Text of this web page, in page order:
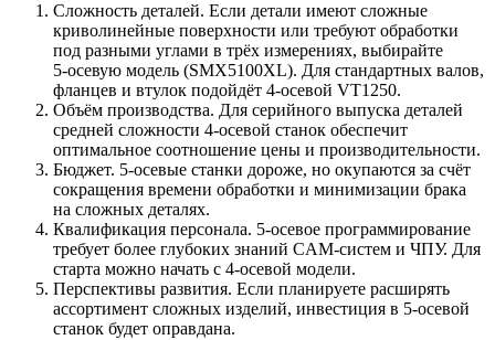
Сложность деталей. Если детали имеют сложные
криволинейные поверхности или требуют обработки
под разными углами в трёх измерениях, выбирайте
5‑осевую модель (SMX5100XL). Для стандартных валов,
фланцев и втулок подойдёт 4‑осевой VT1250.
Объём производства. Для серийного выпуска деталей
средней сложности 4‑осевой станок обеспечит
оптимальное соотношение цены и производительности.
Бюджет. 5‑осевые станки дороже, но окупаются за счёт
сокращения времени обработки и минимизации брака
на сложных деталях.
Квалификация персонала. 5‑осевое программирование
требует более глубоких знаний CAM‑систем и ЧПУ. Для
старта можно начать с 4‑осевой модели.
Перспективы развития. Если планируете расширять
ассортимент сложных изделий, инвестиция в 5‑осевой
станок будет оправдана.